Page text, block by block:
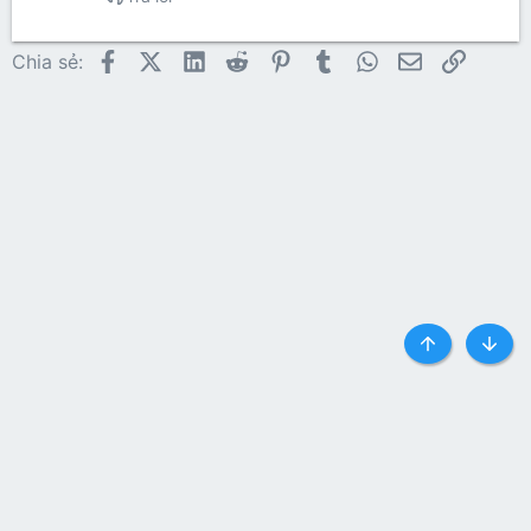
Chia sẻ: FacebookX (Twitter)
LinkedInReddit Pinterest
TumblrWhatsApp
EmailLink
Top